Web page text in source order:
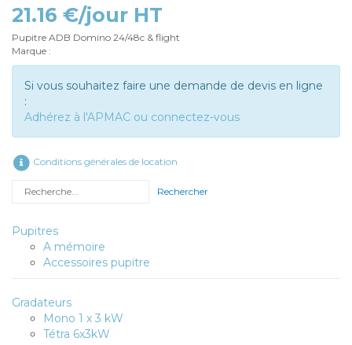
21.16 €/jour HT
Pupitre ADB Domino 24/48c & flight
Marque :
Si vous souhaitez faire une demande de devis en ligne
:
Adhérez à l'APMAC ou connectez-vous
Conditions générales de location
Rechercher
Pupitres
A mémoire
Accessoires pupitre
Gradateurs
Mono 1 x 3 kW
Tétra 6x3kW